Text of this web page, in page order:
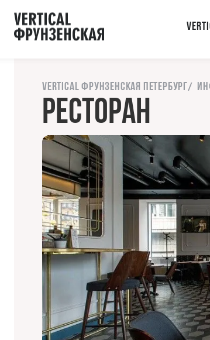
Vertical Фрунзенская Петербург
Ресторан
Акции